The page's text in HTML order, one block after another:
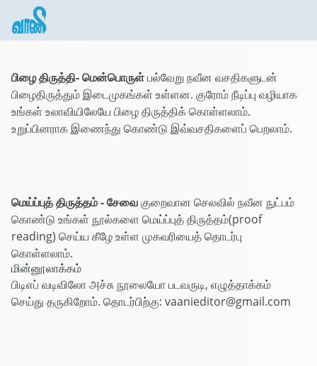
பிழை திருத்தி- மென்பொருள்பல்வேறு நவீன வசதிகளுடன்
பிழைதிருத்தும் இடைமுகங்கள் உள்ளன. குரோம் நீடிப்பு வழியாக
உங்கள் உலாவியிலேயே பிழை திருத்திக் கொள்ளலாம்.
உறுப்பினராக இணைந்து கொண்டு இவ்வசதிகளைப் பெறலாம்.
மெய்ப்புத் திருத்தம் - சேவைகுறைவான செலவில் நவீன நுட்பம்
கொண்டு உங்கள் நூல்களை மெய்ப்புத் திருத்தம்(proof
reading) செய்ய கீழே உள்ள முகவரியைத் தொடர்பு
கொள்ளலாம்.
மின்னூலாக்கம்
பிடிஎப் வடிவிலோ அச்சு நூலையோ படவருடி, எழுத்தாக்கம்
செய்து தருகிறோம். தொடர்பிற்கு: vaanieditor@gmail.com